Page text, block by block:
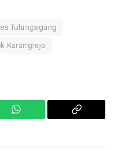
Tulungagung
Karangrejo
WhatsApp
Copy